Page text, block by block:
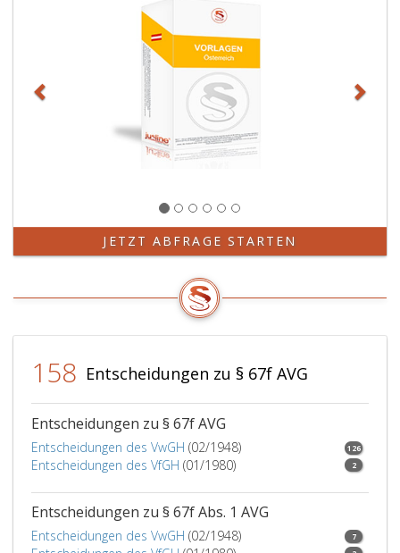
JETZT ABFRAGE STARTEN
158 Entscheidungen zu § 67f AVG
Entscheidungen zu § 67f AVG
Entscheidungen des VwGH (02/1948) 126
Entscheidungen des VfGH (01/1980) 2
Entscheidungen zu § 67f Abs. 1 AVG
Entscheidungen des VwGH (02/1948) 7